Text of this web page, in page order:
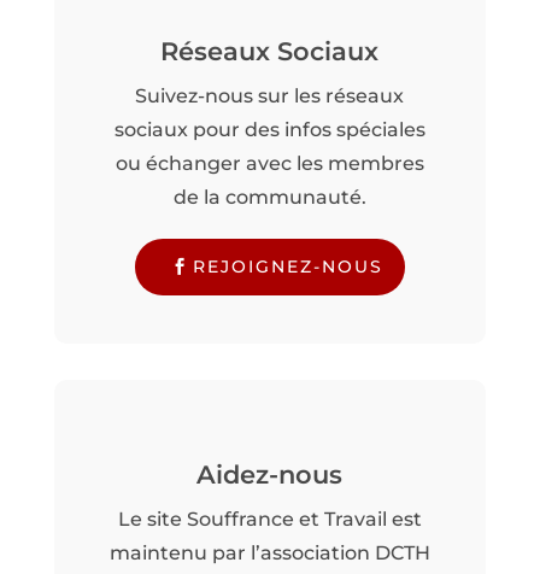
Réseaux Sociaux
Suivez-nous sur les réseaux
sociaux pour des infos spéciales
ou échanger avec les membres
de la communauté.
REJOIGNEZ-NOUS
Aidez-nous
Le site Souffrance et Travail est
maintenu par l’association DCTH